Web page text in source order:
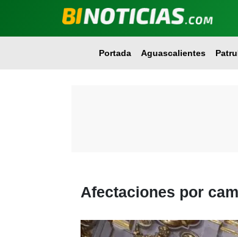
Portada Aguascalientes
Afectaciones por